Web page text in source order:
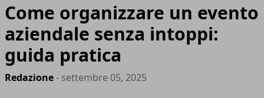
Come organizzare un evento
aziendale senza intoppi:
guida pratica
Redazione- settembre 05, 2025